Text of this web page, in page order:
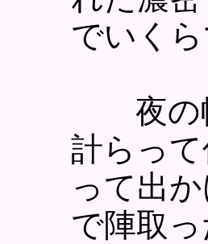
でいく
夜の
計らっ
って出
で陣取